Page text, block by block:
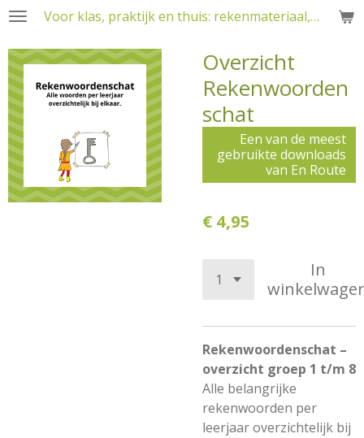
Ga
naar
de
hoofdinhoud
Voor klas, praktijk en thuis: rekenmateriaal, RT en training
Overzicht
Rekenwoorden
schat
Een van de meest
gebruikte downloads
van En Route
€ 4,95
In
Rekenwoordenschat –
overzicht groep 1 t/m 8
Alle belangrijke
rekenwoorden per
leerjaar overzichtelijk bij